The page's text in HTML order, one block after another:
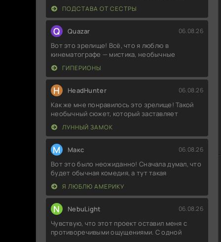
ПОДСТАВА ОТ СЕСТРЫ
Q Quazar 06.08.26
Вот это зрелище! Всё, что я люблю в
кинематографе — мистика, необычные
ГИПЕРИОНЫ
H HeadHunter 06.08.26
Как же мне понравилось это зрелище! Такой
необычный сюжет, который заставляет
ЛУННЫЙ ЗАМОК
М Макс 06.08.26
Вот это было неожиданно! Сначала думал, что
будет обычная комедия, а тут такая
Я ЛЮБЛЮ АМЕРИКУ
N NebuLight 06.08.26
Чувствую, что этот проект оставил меня с
противоречивыми ощущениями. С одной